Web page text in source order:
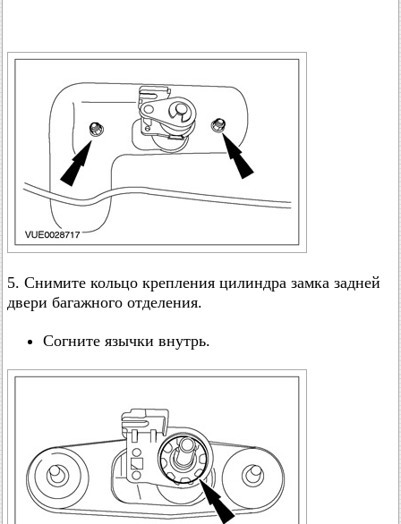
5. Снимите кольцо крепления цилиндра замка задней
двери багажного отделения.
Согните язычки внутрь.